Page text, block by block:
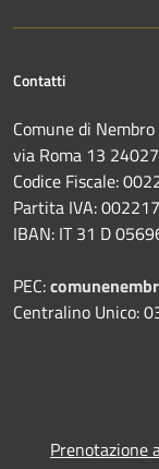
Contatti
Comune di Nembro
via Roma 13
Codice Fiscale:
Partita IVA:
IBAN: IT 31 D
PEC:
Centralino Unico:
Prenotazione